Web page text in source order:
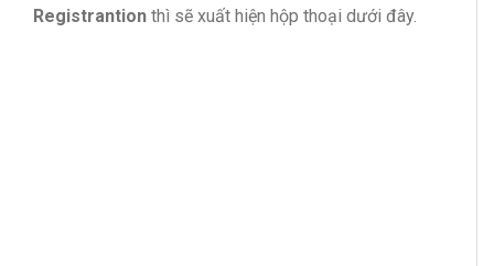
Registrantion thì sẽ xuất hiện hộp thoại dưới đây.